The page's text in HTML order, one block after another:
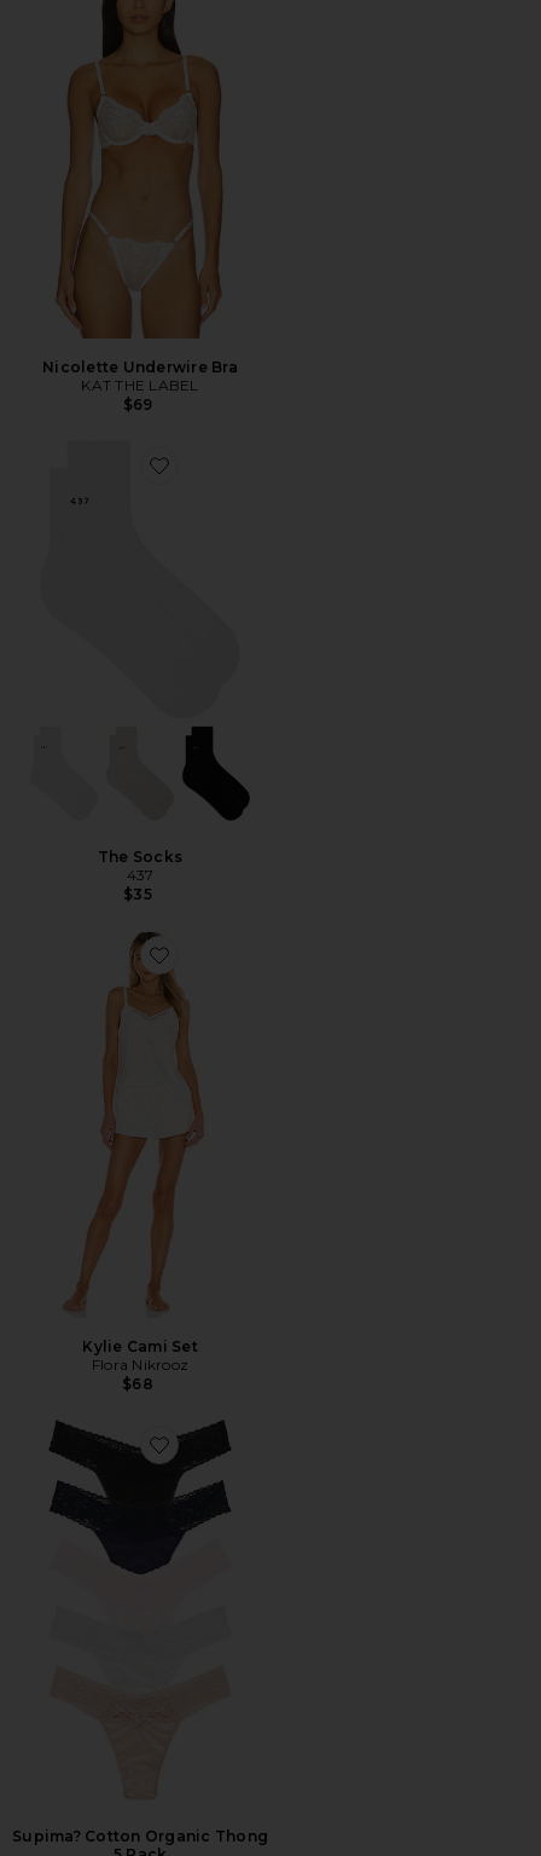
Nicolette Underwire Bra
KAT THE LABEL
$69
Favorite The Socks
The Socks
437
$35
Favorite Kylie Cami Set
Kylie Cami Set
Flora Nikrooz
$68
Favorite Supima? Cotton Organic Thong 5 Pack
Supima? Cotton Organic Thong